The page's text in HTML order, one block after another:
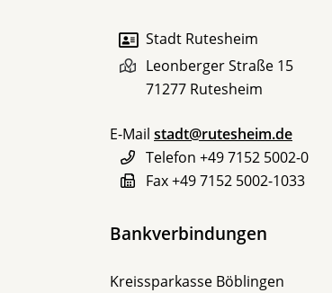
Stadt Rutesheim
Leonberger Straße 15
71277 Rutesheim
E-Mail stadt@rutesheim.de
Telefon +49 7152 5002-0
Fax+49 7152 5002-1033
Bankverbindungen
Kreissparkasse Böblingen